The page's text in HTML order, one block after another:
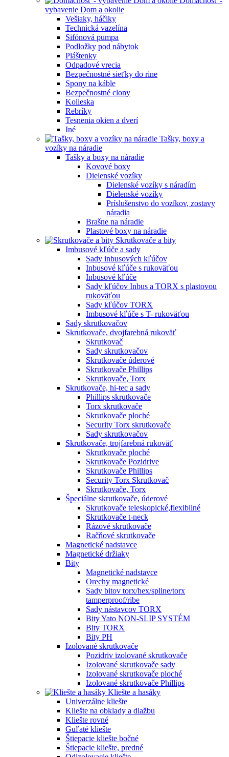
vybavenie Dom a okolie
Vešiaky, háčiky
Technická vazelína
Sifónová pumpa
Podložky pod nábytok
Pláštenky
Odpadové vrecia
Bezpečnostné sieťky do rine
Spony na káble
Bezpečnostné clony
Kolieska
Rebríky
Tesnenia okien a dverí
Iné
Tašky, boxy a
vozíky na náradie
Tašky a boxy na náradie
Kovové boxy
Dielenské vozíky
Dielenské vozíky s náradím
Dielenské vozíky
Príslušenstvo do vozíkov, zostavy
náradia
Brašne na náradie
Plastové boxy na náradie
Skrutkovače a bity
Imbusové kľúče a sady
Sady inbusových kľúčov
Inbusové kľúče s rukoväťou
Inbusové kľúče
Sady kľúčov Inbus a TORX s plastovou
rukoväťou
Sady kľúčov TORX
Imbusové kľúče s T- rukoväťou
Sady skrutkovačov
Skrutkovače, dvojfarebná rukoväť
Skrutkovač
Sady skrutkovačov
Skrutkovače úderové
Skrutkovače Phillips
Skrutkovače, Torx
Skrutkovače, hi-tec a sady
Phillips skrutkovače
Torx skrutkovače
Skrutkovače ploché
Security Torx skrutkovače
Sady skrutkovačov
Skrutkovače, trojfarebná rukoväť
Skrutkovače ploché
Skrutkovače Pozidrive
Skrutkovače Phillips
Security Torx Skrutkovač
Skrutkovače, Torx
Špeciálne skrutkovače, úderové
Skrutkovače teleskopické,flexibilné
Skrutkovače t-neck
Rázové skrutkovače
Račňové skrutkovače
Magnetické nadstavce
Magnetické držiaky
Bity
Magnetické nadstavce
Orechy magnetické
Sady bitov torx/hex/spline/torx
tamperproof/ribe
Sady nástavcov TORX
Bity Yato NON-SLIP SYSTÉM
Bity TORX
Bity PH
Izolované skrutkovače
Pozidriv izolované skrutkovače
Izolované skrutkovače sady
Izolované skrutkovače ploché
Izolované skrutkovače Phillips
Kliešte a hasáky
Univerzálne kliešte
Kliešte na obklady a dlažbu
Kliešte rovné
Guľaté kliešte
Štiepacie kliešte bočné
Štiepacie kliešte, predné